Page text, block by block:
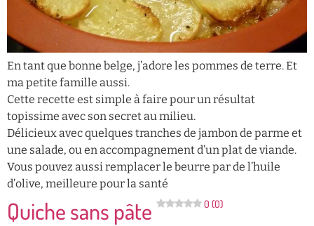
En tant que bonne belge, j’adore les pommes de terre. Et
ma petite famille aussi.
Cette recette est simple à faire pour un résultat
topissime avec son secret au milieu.
Délicieux avec quelques tranches de jambon de parme et
une salade, ou en accompagnement d’un plat de viande.
Vous pouvez aussi remplacer le beurre par de l’huile
d’olive, meilleure pour la santé
Quiche sans pâte 0 (0)